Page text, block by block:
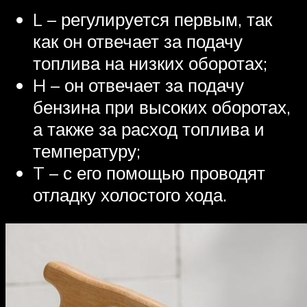
L – регулируется первым, так
как он отвечает за подачу
топлива на низких оборотах;
H – он отвечает за подачу
бензина при высоких оборотах,
а также за расход топлива и
температуру;
T – с его помощью проводят
отладку холостого хода.